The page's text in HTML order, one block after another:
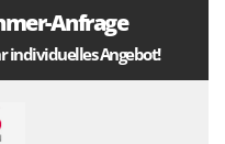
Anfrage
individuelles Angebot!